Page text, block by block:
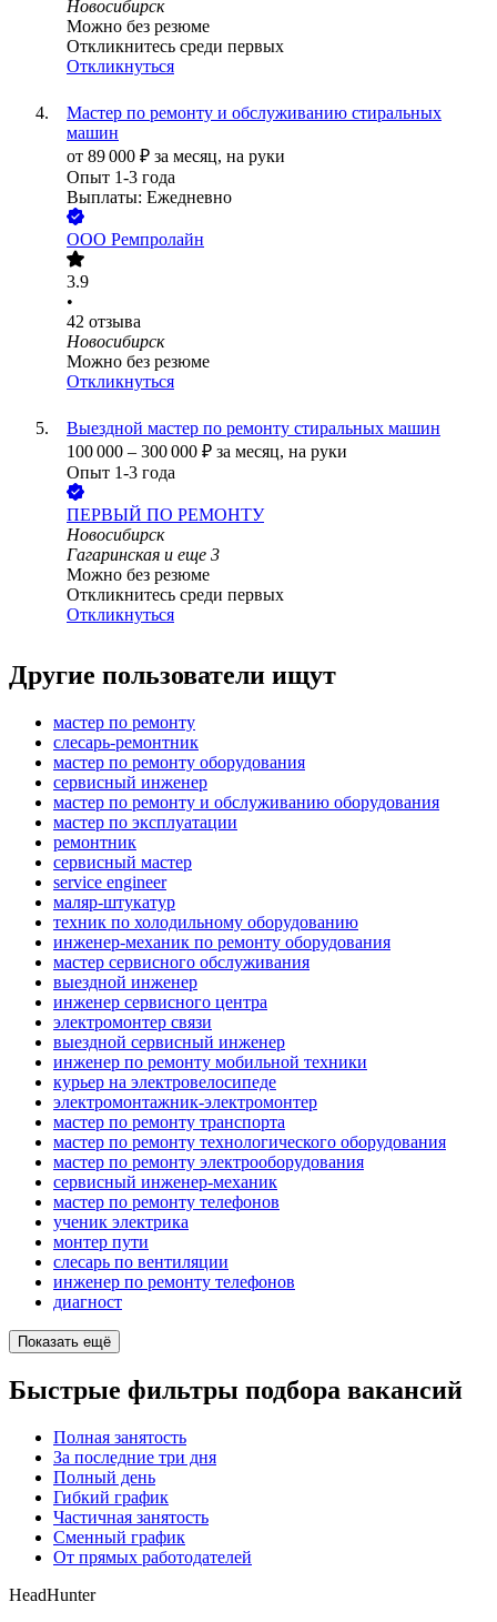
Новосибирск
Можно без резюме
Откликнитесь среди первых
Откликнуться
Мастер по ремонту и обслуживанию стиральных
машин
от 89 000 ₽ за месяц, на руки
Опыт 1-3 года
Выплаты: Ежедневно
ООО Ремпролайн
3.9
•
42 отзыва
Новосибирск
Можно без резюме
Откликнуться
Выездной мастер по ремонту стиральных машин
100 000 – 300 000 ₽ за месяц, на руки
Опыт 1-3 года
ПЕРВЫЙ ПО РЕМОНТУ
Новосибирск
Гагаринская и еще 3
Можно без резюме
Откликнитесь среди первых
Откликнуться
Другие пользователи ищут
мастер по ремонту
слесарь-ремонтник
мастер по ремонту оборудования
сервисный инженер
мастер по ремонту и обслуживанию оборудования
мастер по эксплуатации
ремонтник
сервисный мастер
service engineer
маляр-штукатур
техник по холодильному оборудованию
инженер-механик по ремонту оборудования
мастер сервисного обслуживания
выездной инженер
инженер сервисного центра
электромонтер связи
выездной сервисный инженер
инженер по ремонту мобильной техники
курьер на электровелосипеде
электромонтажник-электромонтер
мастер по ремонту транспорта
мастер по ремонту технологического оборудования
мастер по ремонту электрооборудования
сервисный инженер-механик
мастер по ремонту телефонов
ученик электрика
монтер пути
слесарь по вентиляции
инженер по ремонту телефонов
диагност
Показать ещё
Быстрые фильтры подбора вакансий
Полная занятость
За последние три дня
Полный день
Гибкий график
Частичная занятость
Сменный график
От прямых работодателей
HeadHunter